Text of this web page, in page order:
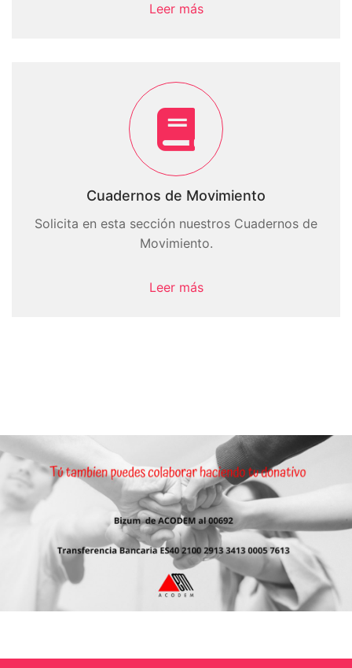
Leer más
Cuadernos de Movimiento
Solicita en esta sección nuestros Cuadernos de
Movimiento.
Leer más